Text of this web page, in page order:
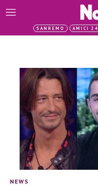
SANREMO AMICI 24
NEWS